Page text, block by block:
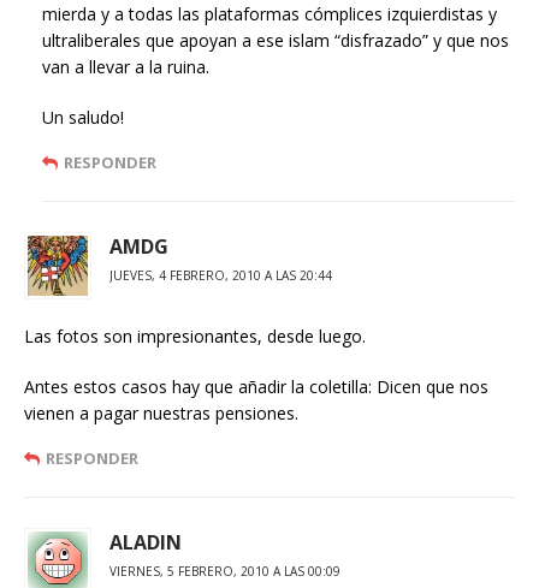
mierda y a todas las plataformas cómplices izquierdistas y
ultraliberales que apoyan a ese islam “disfrazado” y que nos
van a llevar a la ruina.
Un saludo!
RESPONDER
AMDG
JUEVES, 4 FEBRERO, 2010 A LAS 20:44
Las fotos son impresionantes, desde luego.
Antes estos casos hay que añadir la coletilla: Dicen que nos
vienen a pagar nuestras pensiones.
RESPONDER
ALADIN
VIERNES, 5 FEBRERO, 2010 A LAS 00:09